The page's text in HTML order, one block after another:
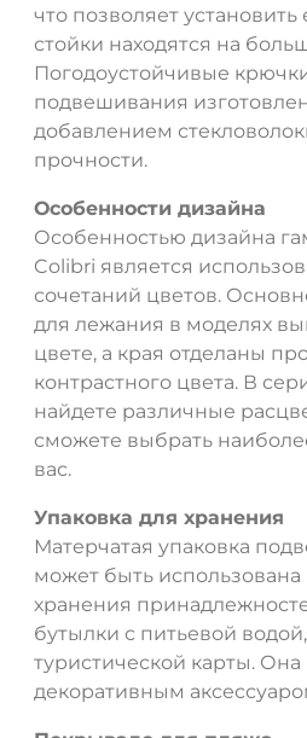
что позволяет установить
стойки находятся на
Погодоустойчивые
подвешивания
добавлением
прочности.
Особенности дизайна
Особенностью дизайна
Colibri является
сочетаний цветов.
для лежания в моделях
цвете, а края отделаны
контрастного цвета. В
найдете различные
сможете выбрать
вас.
Упаковка для хранения
Матерчатая упаковка
может быть использована
хранения
бутылки с питьевой
туристической карты. Она
декоративным